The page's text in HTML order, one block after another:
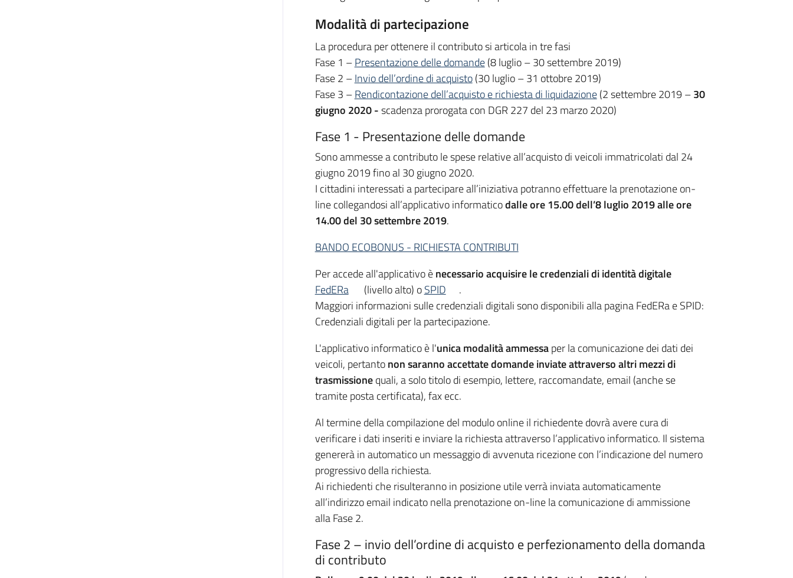
Modalità di partecipazione
La procedura per ottenere il contributo si articola in tre fasi
Fase 1 –Presentazione delle domande(8 luglio – 30 settembre 2019)
Fase 2 –Invio dell’ordine di acquisto(30 luglio – 31 ottobre 2019)
Fase 3 –Rendicontazione dell’acquisto e richiesta di liquidazione(2 settembre 2019 –30
giugno 2020 -scadenza prorogata con DGR 227 del 23 marzo 2020)
Fase 1 - Presentazione delle domande
Sono ammesse a contributo le spese relative all’acquisto di veicoli immatricolati dal 24
giugno 2019 fino al 30 giugno 2020.
I cittadini interessati a partecipare all’iniziativa potranno effettuare la prenotazione on-
line collegandosi all’applicativo informaticodalle ore 15.00 dell’8 luglio 2019 alle ore
14.00 del 30 settembre 2019.
BANDO ECOBONUS - RICHIESTA CONTRIBUTI
Per accede all'applicativo ènecessario acquisire le credenziali di identità digitale
FedERa
(livello alto) oSPID
.
Maggiori informazioni sulle credenziali digitali sono disponibili alla pagina FedERa e SPID:
Credenziali digitali per la partecipazione.
L'applicativo informatico è l'unica modalità ammessaper la comunicazione dei dati dei
veicoli, pertantonon saranno accettate domande inviate attraverso altri mezzi di
trasmissionequali, a solo titolo di esempio, lettere, raccomandate, email (anche se
tramite posta certificata), fax ecc.
Al termine della compilazione del modulo online il richiedente dovrà avere cura di
verificare i dati inseriti e inviare la richiesta attraverso l’applicativo informatico. Il sistema
genererà in automatico un messaggio di avvenuta ricezione con l’indicazione del numero
progressivo della richiesta.
Ai richiedenti che risulteranno in posizione utile verrà inviata automaticamente
all’indirizzo email indicato nella prenotazione on-line la comunicazione di ammissione
alla Fase 2.
Fase 2 – invio dell’ordine di acquisto e perfezionamento della domanda
di contributo